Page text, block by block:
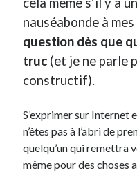
Commentaires récents
Entretien ménager
littlecelt
Comment j’ai
Anthony
dans Comment j’ai
Renaud Ducher
dans
personnelle
nauséabonde à
question dès que
truc (et je ne parle
constructif).
S’exprimer sur Internet
n’êtes pas à l’abri de
quelqu’un qui remettra
même pour des choses